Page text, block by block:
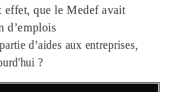
effet, que le Medef avait
d’emplois
d’aides aux entreprises,
?